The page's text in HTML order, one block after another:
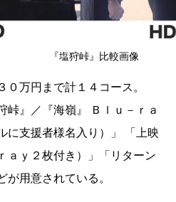
『塩狩峠』比較画像
０万円まで計１４コース。
峠』／『海嶺』 Ｂｌｕ－ｒａ
に支援者様名入り）」 「上映
ａｙ２枚付き）」「リターン
が用意されている。